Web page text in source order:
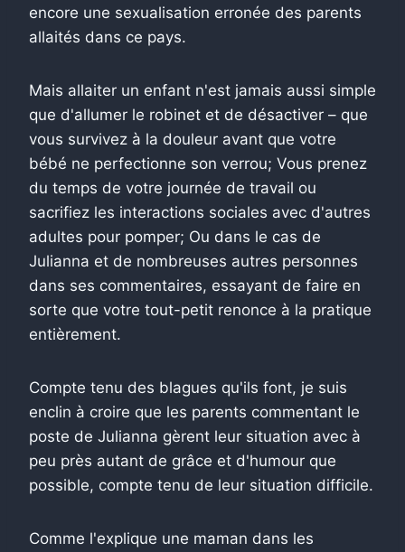
encore une sexualisation erronée des parents
allaités dans ce pays.
Mais allaiter un enfant n'est jamais aussi simple
que d'allumer le robinet et de désactiver – que
vous survivez à la douleur avant que votre
bébé ne perfectionne son verrou; Vous prenez
du temps de votre journée de travail ou
sacrifiez les interactions sociales avec d'autres
adultes pour pomper; Ou dans le cas de
Julianna et de nombreuses autres personnes
dans ses commentaires, essayant de faire en
sorte que votre tout-petit renonce à la pratique
entièrement.
Compte tenu des blagues qu'ils font, je suis
enclin à croire que les parents commentant le
poste de Julianna gèrent leur situation avec à
peu près autant de grâce et d'humour que
possible, compte tenu de leur situation difficile.
Comme l'explique une maman dans les